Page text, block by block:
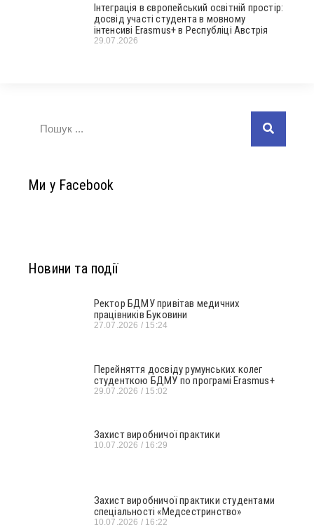
Інтеграція в європейський освітній простір:
досвід участі студента в мовному
інтенсиві Erasmus+ в Республіці Австрія
29.07.2026
Ми у Facebook
Новини та події
Ректор БДМУ привітав медичних
працівників Буковини
27.07.2026 15:24
Перейняття досвіду румунських колег
студенткою БДМУ по програмі Erasmus+
29.07.2026 15:02
Захист виробничої практики
10.07.2026 16:29
Захист виробничої практики студентами
спеціальності «Медсестринство»
10.07.2026 16:22